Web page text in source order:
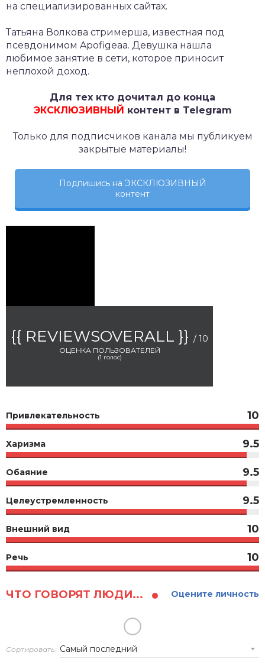
на специализированных сайтах.
Татьяна Волкова стримерша, известная под
псевдонимом Apofigeaa. Девушка нашла
любимое занятие в сети, которое приносит
неплохой доход.
Для тех кто дочитал до конца
ЭКСКЛЮЗИВНЫЙ контент в Telegram
Только для подписчиков канала мы публикуем
закрытые материалы!
Подпишись на ЭКСКЛЮЗИВНЫЙ
контент
{{ REVIEWSOVERALL }} / 10
ОЦЕНКА ПОЛЬЗОВАТЕЛЕЙ
(1 голос)
Привлекательность 10
Харизма 9.5
Обаяние 9.5
Целеустремленность 9.5
Внешний вид 10
Речь 10
ЧТО ГОВОРЯТ ЛЮДИ... Оцените личность
Сортировать: